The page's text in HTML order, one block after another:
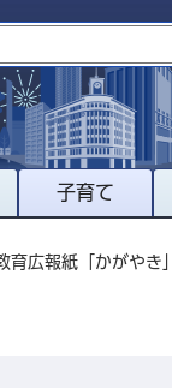
子育て
育広報紙「かがやき」